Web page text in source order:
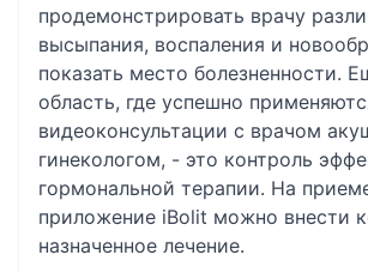
продемонстрировать врачу
высыпания, воспаления и
показать место болезненности.
область, где успешно
видеоконсультации с врачом
гинекологом, - это контроль
гормональной терапии. На
приложение iBolit можно внести
назначенное лечение.